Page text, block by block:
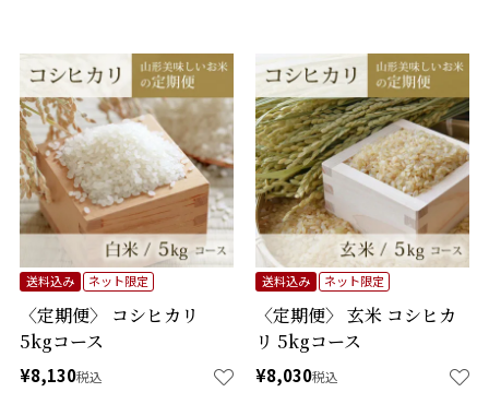
〈定期便〉 コシヒカリ
5kgコース
送料込み ネット限定
¥8,130税込
〈定期便〉 玄米 コシヒカ
リ 5kgコース
送料込み ネット限定
¥8,030税込